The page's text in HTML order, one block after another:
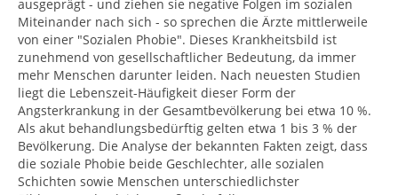
ausgeprägt - und ziehen sie negative Folgen im sozialen
Miteinander nach sich - so sprechen die Ärzte mittlerweile
von einer "Sozialen Phobie". Dieses Krankheitsbild ist
zunehmend von gesellschaftlicher Bedeutung, da immer
mehr Menschen darunter leiden. Nach neuesten Studien
liegt die Lebenszeit-Häufigkeit dieser Form der
Angsterkrankung in der Gesamtbevölkerung bei etwa 10 %.
Als akut behandlungsbedürftig gelten etwa 1 bis 3 % der
Bevölkerung. Die Analyse der bekannten Fakten zeigt, dass
die soziale Phobie beide Geschlechter, alle sozialen
Schichten sowie Menschen unterschiedlichster